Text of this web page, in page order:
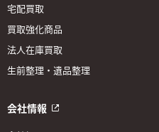
宅配買取
買取強化商品
法人在庫買取
生前整理・遺品整理
会社情報